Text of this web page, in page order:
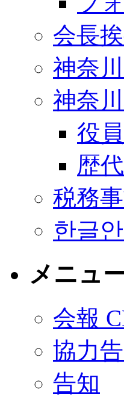
会長
神奈
神奈
役
歴
税務
한글
メニュ
会報
協力
告知